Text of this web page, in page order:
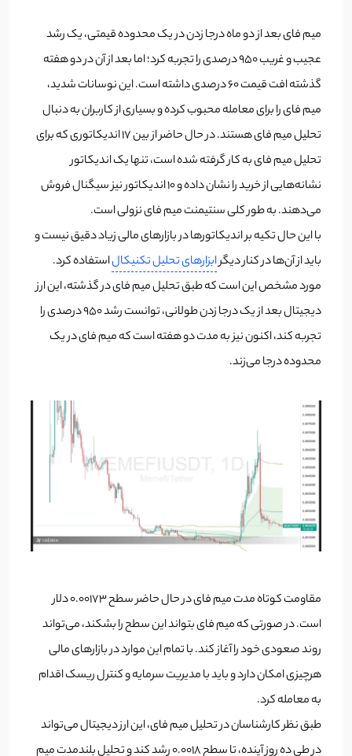
میم فای بعد از دو ماه درجا زدن در یک محدوده قیمتی، یک رشد
عجیب و غریب 950 درصدی را تجربه کرد؛ اما بعد از آن در دو هفته
گذشته افت قیمت 60 درصدی داشته است. این نوسانات شدید،
میم فای را برای معامله محبوب کرده و بسیاری از کاربران به دنبال
تحلیل میم فای هستند. در حال حاضر از بین 17 اندیکاتوری که برای
تحلیل میم فای به کار گرفته شده است، تنها یک اندیکاتور
نشانه‌هایی از خرید را نشان داده و 10 اندیکاتور نیز سیگنال فروش
می‌دهند. به طور کلی سنتیمنت میم فای نزولی است.
با این حال تکیه بر اندیکاتورها در بازارهای مالی زیاد دقیق نیست و
باید از آن‌ها در کنار دیگرابزارهای تحلیل تکنیکالاستفاده کرد.
مورد مشخص این است که طبق تحلیل میم فای در گذشته، این ارز
دیجیتال بعد از یک درجا زدن طولانی، توانست رشد 950 درصدی را
تجربه کند، اکنون نیز به مدت دو هفته است که میم فای در یک
محدوده درجا می‌زند.
مقاومت کوتاه مدت میم فای در حال حاضر سطح 0.00173 دلار
است. در صورتی که میم فای بتواند این سطح را بشکند، می‌تواند
روند صعودی خود را آغاز کند. با تمام این موارد در بازارهای مالی
هرچیزی امکان دارد و باید با مدیریت سرمایه و کنترل ریسک اقدام
به معامله کرد.
طبق نظر کارشناسان در تحلیل میم فای، این ارز دیجیتال می‌تواند
در طی ده روز آینده، تا سطح 0.0018 رشد کند و تحلیل بلندمدت میم